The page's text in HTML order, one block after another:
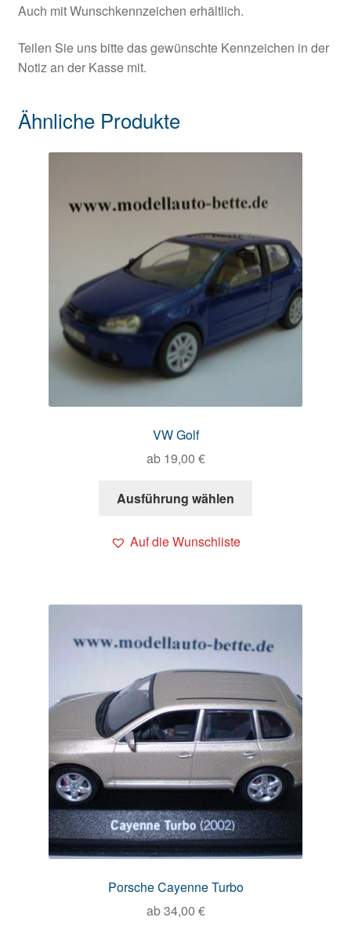
Auch mit Wunschkennzeichen erhältlich.
Teilen Sie uns bitte das gewünschte Kennzeichen in der
Notiz an der Kasse mit.
Ähnliche Produkte
VW Golf
ab 19,00 €
Ausführung wählen
Auf die Wunschliste
Porsche Cayenne Turbo
ab34,00 €